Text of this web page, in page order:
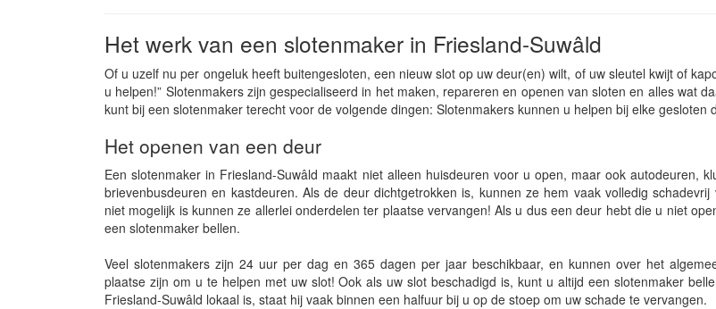
Het werk van een slotenmaker in Friesland-Suwâld
Of u uzelf nu per ongeluk heeft buitengesloten, een nieuw slot op uw deur(en) wilt, of uw sleutel kwijt of
u helpen!” Slotenmakers zijn gespecialiseerd in het maken, repareren en openen van sloten en alles wat
kunt bij een slotenmaker terecht voor de volgende dingen: Slotenmakers kunnen u helpen bij elke gesloten
Het openen van een deur
Een slotenmaker in Friesland-Suwâld maakt niet alleen huisdeuren voor u open, maar ook autodeuren,
brievenbusdeuren en kastdeuren. Als de deur dichtgetrokken is, kunnen ze hem vaak volledig
niet mogelijk is kunnen ze allerlei onderdelen ter plaatse vervangen! Als u dus een deur hebt die u niet
een slotenmaker bellen.
Veel slotenmakers zijn 24 uur per dag en 365 dagen per jaar beschikbaar, en kunnen over het
plaatse zijn om u te helpen met uw slot! Ook als uw slot beschadigd is, kunt u altijd een slotenmaker
Friesland-Suwâld lokaal is, staat hij vaak binnen een halfuur bij u op de stoep om uw schade te vervangen.